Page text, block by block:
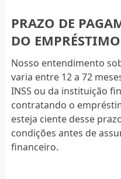
PRAZO DE
DO
Nosso entendimento
varia entre 12 a 72
INSS ou da instituição
contratando o
esteja ciente desse
condições antes de
financeiro.